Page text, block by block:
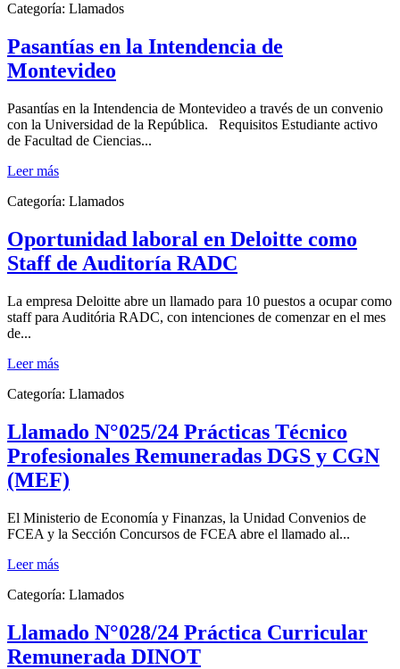
Categoría: Llamados
Pasantías en la Intendencia de
Montevideo
Pasantías en la Intendencia de Montevideo a través de un convenio
con la Universidad de la República. Requisitos Estudiante activo
de Facultad de Ciencias...
Leer más
Categoría: Llamados
Oportunidad laboral en Deloitte como
Staff de Auditoría RADC
La empresa Deloitte abre un llamado para 10 puestos a ocupar como
staff para Auditória RADC, con intenciones de comenzar en el mes
de...
Leer más
Categoría: Llamados
Llamado N°025/24 Prácticas Técnico
Profesionales Remuneradas DGS y CGN
(MEF)
El Ministerio de Economía y Finanzas, la Unidad Convenios de
FCEA y la Sección Concursos de FCEA abre el llamado al...
Leer más
Categoría: Llamados
Llamado N°028/24 Práctica Curricular
Remunerada DINOT